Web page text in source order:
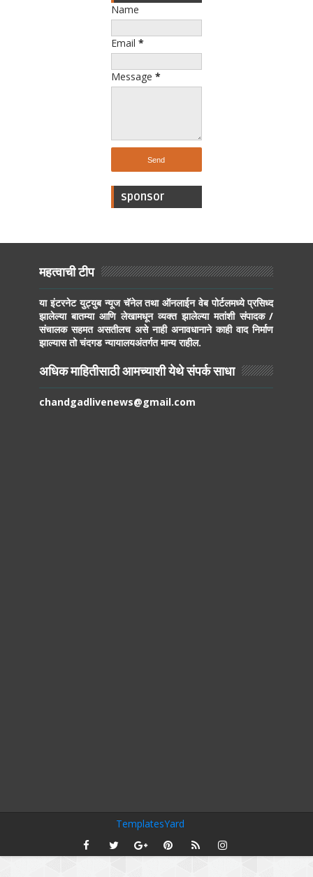
Name
Email *
Message *
sponsor
महत्वाची टीप
या इंटरनेट युट्युब न्यूज चॅनेल तथा ऑनलाईन वेब पोर्टलमध्ये प्रसिध्द
झालेल्या बातम्या आणि लेखामधून व्यक्त झालेल्या मतांशी संपादक /
संचालक सहमत असतीलच असे नाही अनावधानाने काही वाद निर्माण
झाल्यास तो चंदगड न्यायालयअंतर्गत मान्य राहील.
अधिक माहितीसाठी आमच्याशी येथे संपर्क साधा
chandgadlivenews@gmail.com